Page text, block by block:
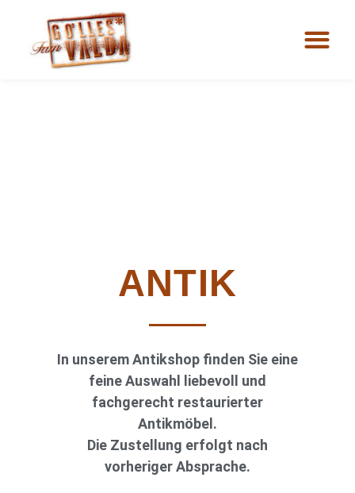
ANTIK
In unserem Antikshop finden Sie eine
feine Auswahl liebevoll und
fachgerecht restaurierter
Antikmöbel.
Die Zustellung erfolgt nach
vorheriger Absprache.